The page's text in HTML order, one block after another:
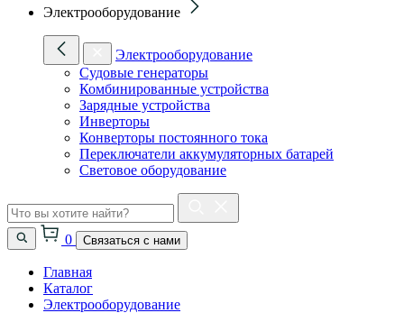
Электрооборудование
Электрооборудование
Судовые генераторы
Комбинированные устройства
Зарядные устройства
Инверторы
Конверторы постоянного тока
Переключатели аккумуляторных батарей
Световое оборудование
0 Связаться с нами
Главная
Каталог
Электрооборудование